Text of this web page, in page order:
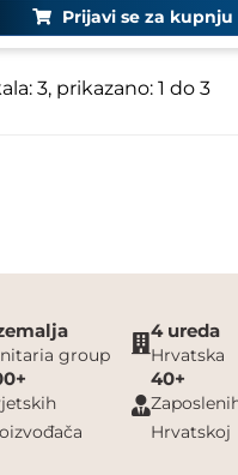
Prijavi se za kupnju
3, prikazano: 1 do 3
group
4 ureda
Hrvatska
40+
Hrvatskoj